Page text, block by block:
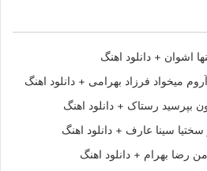
اشوان + دانلود اهنگ
میخواد فرزاد بهرامی + دانلود اهنگ
بپرسید رستاک + دانلود اهنگ
سختیا سینا عارف + دانلود اهنگ
رضا بهرام + دانلود اهنگ